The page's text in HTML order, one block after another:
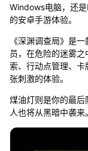
Windows电脑，还
的安卓手游体验。
《深渊调查局》是
员，在危险的迷雾
索、行动点管理、
张刺激的体验。
煤油灯则是你的最
人也将从黑暗中袭来